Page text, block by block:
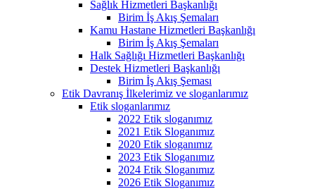
Sağlık Hizmetleri Başkanlığı
Birim İş Akış Şemaları
Kamu Hastane Hizmetleri Başkanlığı
Birim İş Akış Şemaları
Halk Sağlığı Hizmetleri Başkanlığı
Destek Hizmetleri Başkanlığı
Birim İş Akış Şeması
Etik Davranış İlkelerimiz ve sloganlarımız
Etik sloganlarımız
2022 Etik sloganımız
2021 Etik Sloganımız
2020 Etik sloganımız
2023 Etik Sloganımız
2024 Etik Sloganımız
2026 Etik Sloganımız